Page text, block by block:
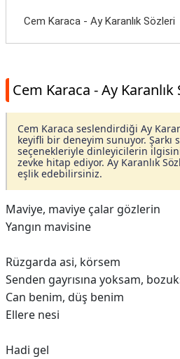
Cem Karaca - Ay Karanlık Sözleri
Cem Karaca - Ay Karanlık
Cem Karaca seslendirdiği Ay
keyifli bir deneyim sunuyor. Şarkı
seçenekleriyle dinleyicilerin
zevke hitap ediyor. Ay Karanlık
eşlik edebilirsiniz.
Maviye, maviye çalar gözlerin
Yangın mavisine
Rüzgarda asi, körsem
Senden gayrısına yoksam,
Can benim, düş benim
Ellere nesi
Hadi gel